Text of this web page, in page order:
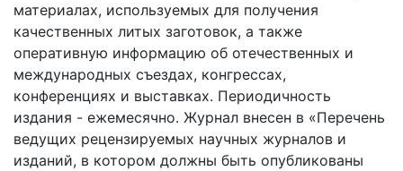
материалах, используемых для получения
качественных литых заготовок, а также
оперативную информацию об отечественных и
международных съездах, конгрессах,
конференциях и выставках. Периодичность
издания - ежемесячно. Журнал внесен в «Перечень
ведущих рецензируемых научных журналов и
изданий, в котором должны быть опубликованы